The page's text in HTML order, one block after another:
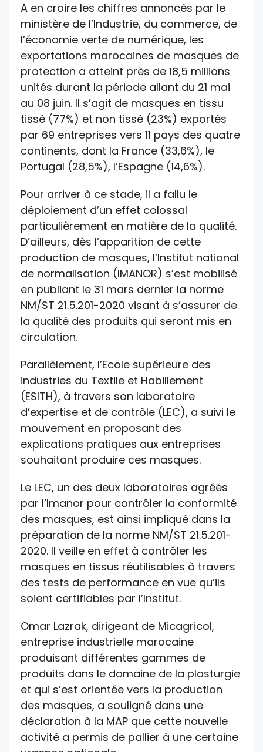
A en croire les chiffres annoncés par le
ministère de l’Industrie, du commerce, de
l’économie verte de numérique, les
exportations marocaines de masques de
protection a atteint près de 18,5 millions
unités durant la période allant du 21 mai
au 08 juin. Il s’agit de masques en tissu
tissé (77%) et non tissé (23%) exportés
par 69 entreprises vers 11 pays des quatre
continents, dont la France (33,6%), le
Portugal (28,5%), l’Espagne (14,6%).
Pour arriver à ce stade, il a fallu le
déploiement d’un effet colossal
particulièrement en matière de la qualité.
D’ailleurs, dès l’apparition de cette
production de masques, l’Institut national
de normalisation (IMANOR) s’est mobilisé
en publiant le 31 mars dernier la norme
NM/ST 21.5.201-2020 visant à s’assurer de
la qualité des produits qui seront mis en
circulation.
Parallèlement, l’Ecole supérieure des
industries du Textile et Habillement
(ESITH), à travers son laboratoire
d’expertise et de contrôle (LEC), a suivi le
mouvement en proposant des
explications pratiques aux entreprises
souhaitant produire ces masques.
Le LEC, un des deux laboratoires agréés
par l’Imanor pour contrôler la conformité
des masques, est ainsi impliqué dans la
préparation de la norme NM/ST 21.5.201-
2020. Il veille en effet à contrôler les
masques en tissus réutilisables à travers
des tests de performance en vue qu’ils
soient certifiables par l’Institut.
Omar Lazrak, dirigeant de Micagricol,
entreprise industrielle marocaine
produisant différentes gammes de
produits dans le domaine de la plasturgie
et qui s’est orientée vers la production
des masques, a souligné dans une
déclaration à la MAP que cette nouvelle
activité a permis de pallier à une certaine